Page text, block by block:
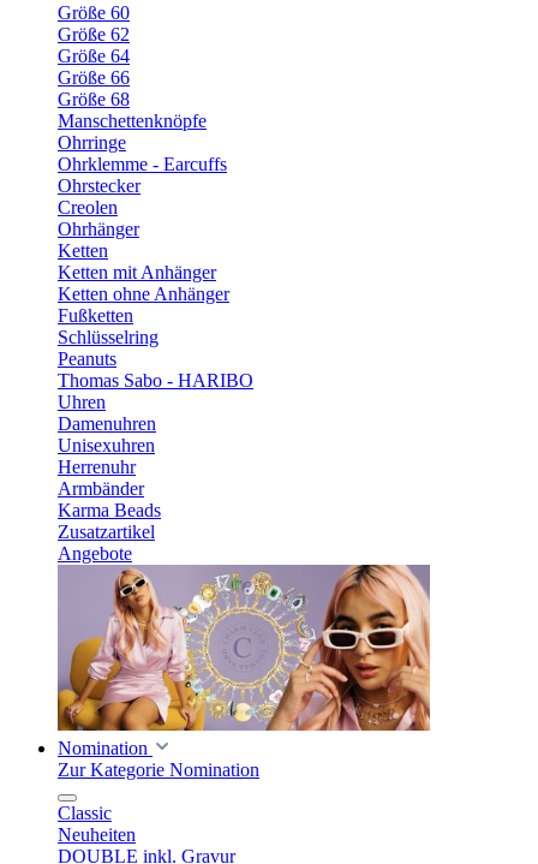
Größe 60
Größe 62
Größe 64
Größe 66
Größe 68
Manschettenknöpfe
Ohrringe
Ohrklemme - Earcuffs
Ohrstecker
Creolen
Ohrhänger
Ketten
Ketten mit Anhänger
Ketten ohne Anhänger
Fußketten
Schlüsselring
Peanuts
Thomas Sabo - HARIBO
Uhren
Damenuhren
Unisexuhren
Herrenuhr
Armbänder
Karma Beads
Zusatzartikel
Angebote
Nomination
Zur Kategorie Nomination
Classic
Neuheiten
DOUBLE inkl. Gravur